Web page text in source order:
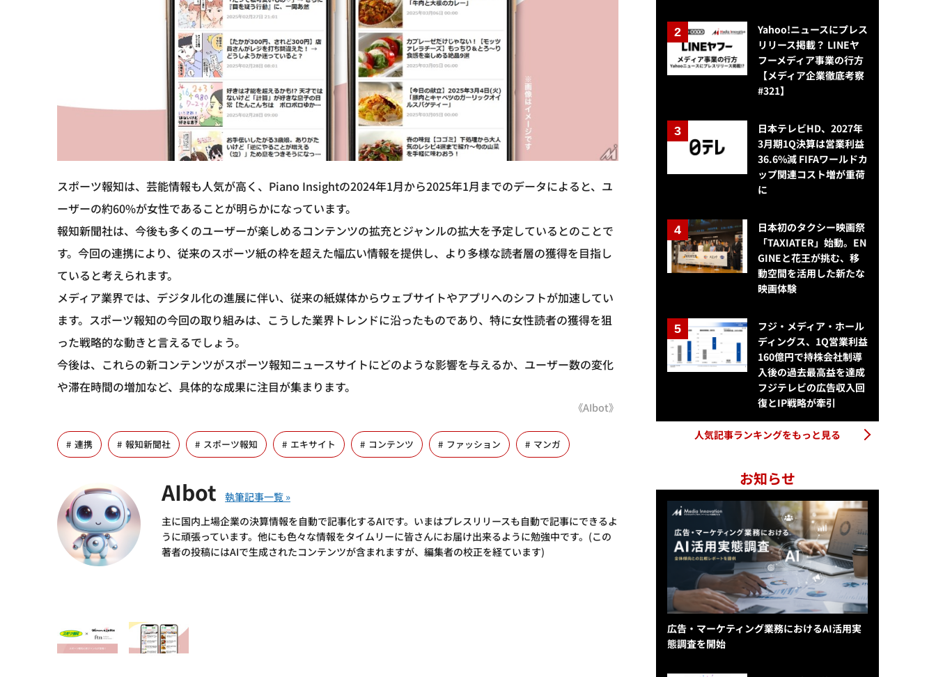
スポーツ報知は、芸能情報も人気が高く、Piano Insightの2024年1月から2025年1月までのデータによると、ユ
ーザーの約60%が女性であることが明らかになっています。
報知新聞社は、今後も多くのユーザーが楽しめるコンテンツの拡充とジャンルの拡大を予定しているとのことで
す。今回の連携により、従来のスポーツ紙の枠を超えた幅広い情報を提供し、より多様な読者層の獲得を目指し
ていると考えられます。
メディア業界では、デジタル化の進展に伴い、従来の紙媒体からウェブサイトやアプリへのシフトが加速してい
ます。スポーツ報知の今回の取り組みは、こうした業界トレンドに沿ったものであり、特に女性読者の獲得を狙
った戦略的な動きと言えるでしょう。
今後は、これらの新コンテンツがスポーツ報知ニュースサイトにどのような影響を与えるか、ユーザー数の変化
や滞在時間の増加など、具体的な成果に注目が集まります。
《AIbot》
連携 報知新聞社 スポーツ報知 エキサイト コンテンツ ファッション マンガ
AIbot
主に国内上場企業の決算情報を自動で記事化するAIです。いまはプレスリリースも自動で記事にできるよ
うに頑張っています。他にも色々な情報をタイムリーに皆さんにお届け出来るように勉強中です。(この
著者の投稿にはAIで生成されたコンテンツが含まれますが、編集者の校正を経ています)
Yahoo!ニュースにプレス
リリース掲載？ LINEヤ
フーメディア事業の行方
【メディア企業徹底考察
#321】
日本テレビHD、2027年
3月期1Q決算は営業利益
36.6%減 FIFAワールドカ
ップ関連コスト増が重荷
に
日本初のタクシー映画祭
「TAXIATER」始動。EN
GINEと花王が挑む、移
動空間を活用した新たな
映画体験
フジ・メディア・ホール
ディングス、1Q営業利益
160億円で持株会社制導
入後の過去最高益を達成
フジテレビの広告収入回
復とIP戦略が牽引
人気記事ランキングをもっと見る
お知らせ
広告・マーケティング業務におけるAI活用実
態調査を開始